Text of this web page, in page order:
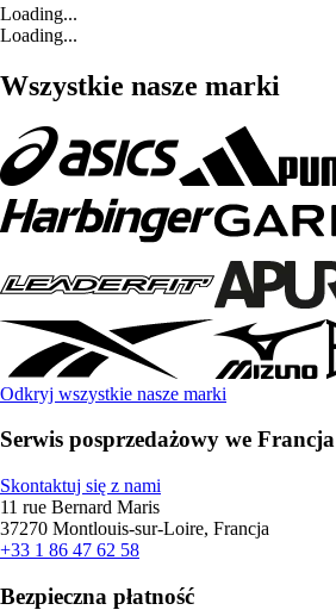
Loading...
Loading...
Wszystkie nasze marki
Odkryj wszystkie nasze marki
Serwis posprzedażowy we Francja
Skontaktuj się z nami
11 rue Bernard Maris
37270 Montlouis-sur-Loire, Francja
+33 1 86 47 62 58
Bezpieczna płatność